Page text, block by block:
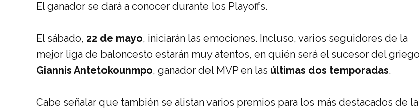
El ganador se dará a conocer durante los Playoffs.
El sábado, 22 de mayo, iniciarán las emociones. Incluso, varios seguidores de la
mejor liga de baloncesto estarán muy atentos, en quién será el sucesor del griego
Giannis Antetokounmpo, ganador del MVP en las últimas dos temporadas.
Cabe señalar que también se alistan varios premios para los más destacados de la